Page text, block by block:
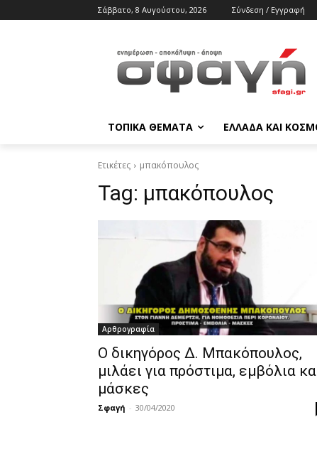
Σάββατο, 8 Αυγούστου, 2026 Σύνδεση / Εγγραφή
ΤΟΠΙΚΑ ΘΕΜΑΤΑ ΕΛΛΑΔΑ ΚΑΙ
Ετικέτες μπακόπουλος
Tag: μπακόπουλος
Αρθρογραφία
Ο δικηγόρος Δ. Μπακόπουλος,
μιλάει για πρόστιμα, εμβόλια
μάσκες
Σφαγή - 30/04/2020